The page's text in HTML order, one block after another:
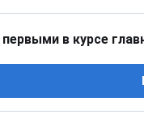
в курсе